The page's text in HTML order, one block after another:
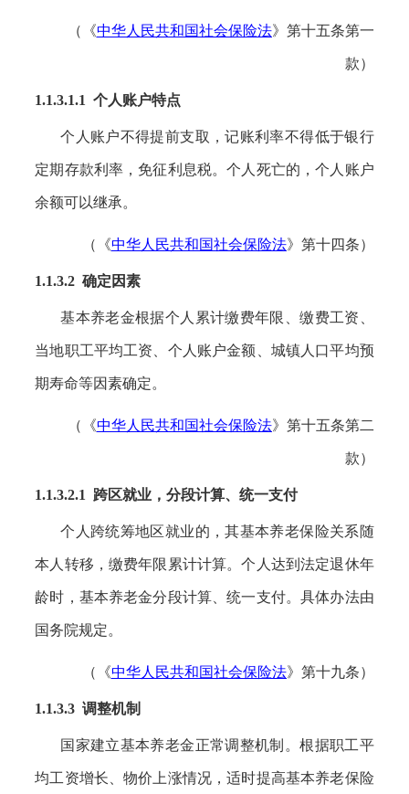
（《中华人民共和国社会保险法》第十五条第一
款）
1.1.3.1.1 个人账户特点
个人账户不得提前支取，记账利率不得低于银行
定期存款利率，免征利息税。个人死亡的，个人账户
余额可以继承。
（《中华人民共和国社会保险法》第十四条）
1.1.3.2 确定因素
基本养老金根据个人累计缴费年限、缴费工资、
当地职工平均工资、个人账户金额、城镇人口平均预
期寿命等因素确定。
（《中华人民共和国社会保险法》第十五条第二
款）
1.1.3.2.1 跨区就业，分段计算、统一支付
个人跨统筹地区就业的，其基本养老保险关系随
本人转移，缴费年限累计计算。个人达到法定退休年
龄时，基本养老金分段计算、统一支付。具体办法由
国务院规定。
（《中华人民共和国社会保险法》第十九条）
1.1.3.3 调整机制
国家建立基本养老金正常调整机制。根据职工平
均工资增长、物价上涨情况，适时提高基本养老保险